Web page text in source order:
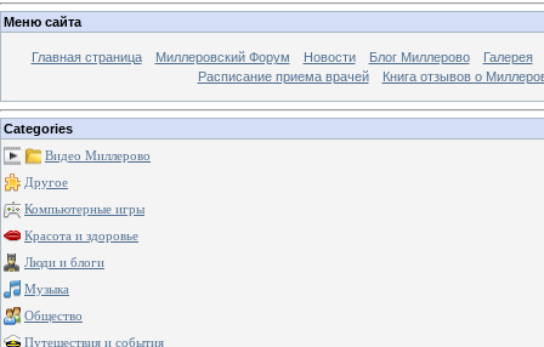
Меню сайта
Главная страница Миллеровский Форум Новости Блог Миллерово
Галерея
Расписание приема врачей
Книга отзывов о
Categories
Видео Миллерово
Другое
Компьютерные игры
Красота и здоровье
Люди и блоги
Музыка
Общество
Путешествия и события